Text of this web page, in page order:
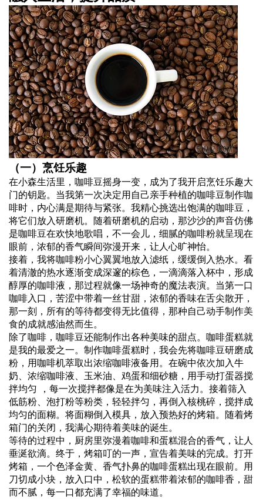
（一）烹饪乐趣
在小森生活里，咖啡豆摇身一变，成为了我开启烹饪乐趣大
门的钥匙。当我第一次决定用自己亲手种植的咖啡豆制作咖
啡时，内心满是期待与紧张。我精心挑选出饱满的咖啡豆，
将它们放入研磨机。随着研磨机的启动，那沙沙的声音仿佛
是咖啡豆在欢快地歌唱，不一会儿，细腻的咖啡粉就呈现在
眼前，浓郁的香气瞬间弥漫开来，让人心旷神怡。
接着，我将咖啡粉小心翼翼地放入滤纸，缓缓倒入热水。看
着清澈的热水逐渐变成深邃的棕色，一滴滴落入杯中，形成
醇厚的咖啡液，那过程就像一场神奇的魔法表演。当第一口
咖啡入口，苦涩中带着一丝甘甜，浓郁的香味在舌尖散开，
那一刻，所有的等待都变得无比值得，那种自己动手制作美
食的成就感油然而生。
除了咖啡，咖啡豆还能制作出各种美味的甜点。咖啡蛋糕就
是我的最爱之一。制作咖啡蛋糕时，我会先将咖啡豆研磨成
粉，用咖啡机萃取出浓缩咖啡液备用。在碗中依次加入牛
奶、浓缩咖啡液、玉米油、鸡蛋和细砂糖，用手动打蛋器搅
拌均匀 ，每一次搅拌都像是在为美味注入活力。接着筛入
低筋粉、泡打粉等粉类，轻轻拌匀，再倒入核桃碎，搅拌成
均匀的面糊。将面糊倒入模具，放入预热好的烤箱。随着烤
箱门的关闭，我满心期待着美味的诞生。
等待的过程中，厨房里弥漫着咖啡和蛋糕混合的香气，让人
垂涎欲滴。终于，烤箱叮的一声，宣告着美味的完成。打开
烤箱，一个色泽金黄、香气扑鼻的咖啡蛋糕出现在眼前。用
刀切成小块，放入口中，松软的蛋糕带着浓郁的咖啡香，甜
而不腻，每一口都充满了幸福的味道。